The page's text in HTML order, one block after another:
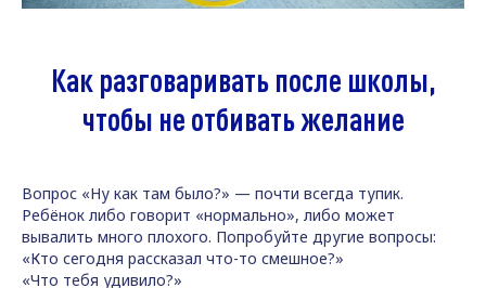
Как разговаривать после школы,
чтобы не отбивать желание
Вопрос «Ну как там было?» — почти всегда тупик.
Ребёнок либо говорит «нормально», либо может
вывалить много плохого. Попробуйте другие вопросы:
«Кто сегодня рассказал что-то смешное?»
«Что тебя удивило?»